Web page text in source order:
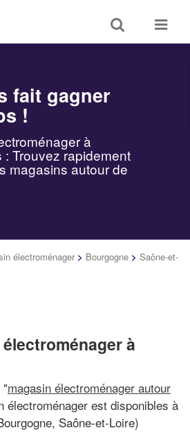
Toggle
search
Toggle
fait gagner
!
à
: Trouvez rapidement
magasins autour de
électroménager > Bourgogne > Saône-et-
à
"magasin électroménager autour
électroménager est disponibles à
Saône-et-Loire)